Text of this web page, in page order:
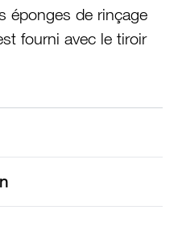
éponges de rinçage
fourni avec le tiroir